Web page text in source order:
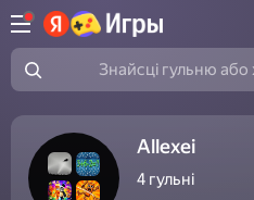
Знайсці гульню або жанр
Allexei
4 гульні